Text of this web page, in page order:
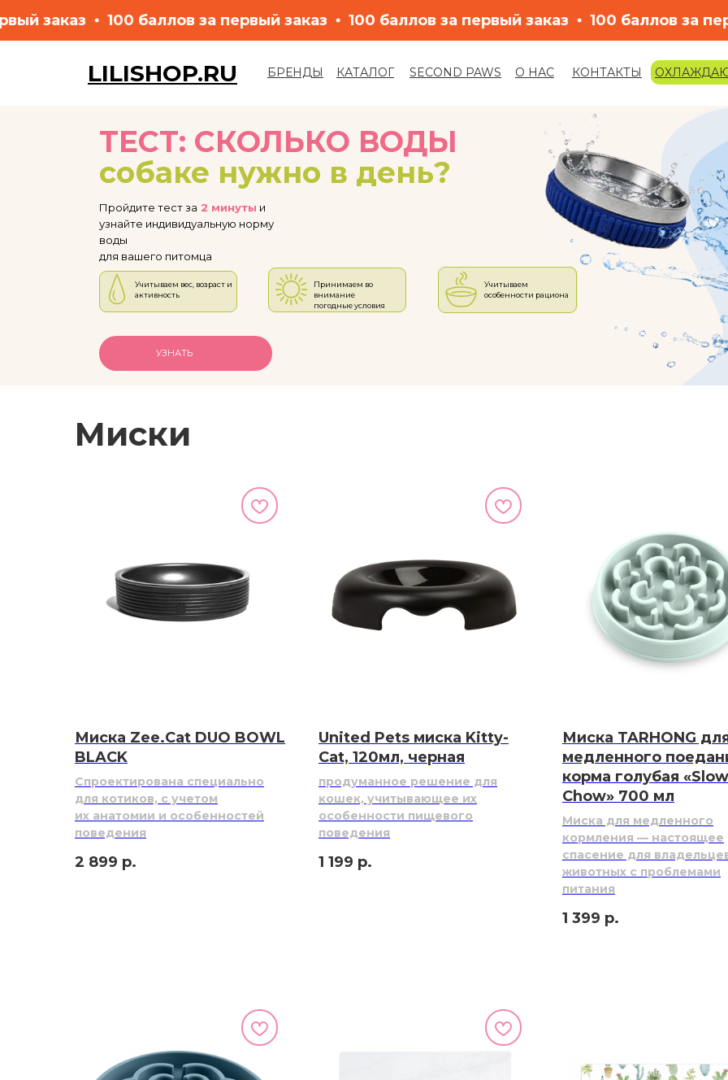
за первый заказ 100 баллов за первый заказ 100 баллов за первый заказ 100
БРЕНДЫ КАТАЛОГ SECOND PAWS О НАС КОНТАКТЫ
LET'S GO!
LET'S GO!
LILISHOP.RU
УЗНАТЬ
ТЕСТ: СКОЛЬКО ВОДЫ
собаке нужно в день?
Пройдите тест за 2 минуты и
узнайте индивидуальную норму
воды
для вашего питомца
Учитываем вес, возраст и
активность
Принимаем во
внимание
погодные условия
Учитываем
особенности рациона
Миски
Миска Zee.Cat DUO BOWL
BLACK
Cпроектирована специально
для котиков, с учетом
их анатомии и особенностей
поведения
2 899 р.
United Pets миска Kitty-
Cat, 120мл, черная
продуманное решение для
кошек, учитывающее их
особенности пищевого
поведения
1 199 р.
Миска TARHONG
медленного
корма голубая «Slow
Chow» 700 мл
Миска для медленного
кормления — настоящее
спасение для
животных с проблемами
питания
1 399 р.